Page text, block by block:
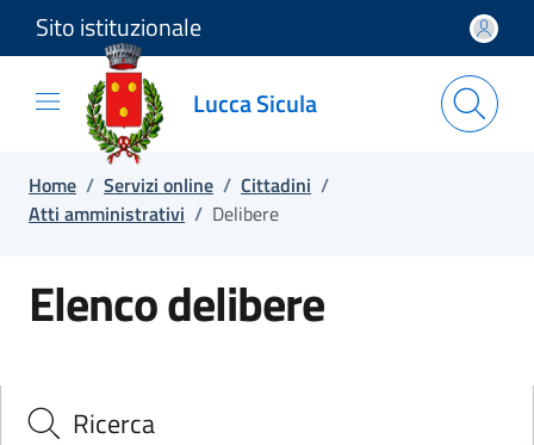
Salta e vai al contenuto
Salta e vai al footer
Sito istituzionale
Lucca Sicula
Home / Servizi online / Cittadini /
Atti amministrativi / Delibere
Elenco delibere
Cerca il documento e consulta il dettaglio
Ricerca